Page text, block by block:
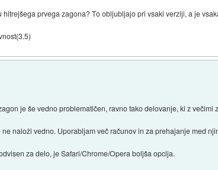
prvega zagona? To obljubljajo pri vsaki verziji, a je
je še vedno problematičen, ravno tako delovanje, ki z
naloži vedno. Uporabljam več računov in za prehajanje med
za delo, je Safari/Chrome/Opera boljša opcija.